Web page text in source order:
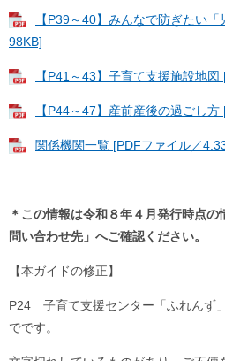
【P39～40】みんなで防ぎたい
98KB]
【P41～43】子育て支援施設地
【P44～47】産前産後の過ごし
関係機関一覧 [PDFファイル／
＊この情報は令和８年４月発行時点
問い合わせ先」へご確認ください。
【本ガイドの修正】
P24 子育て支援センター「ふれんず
でです。